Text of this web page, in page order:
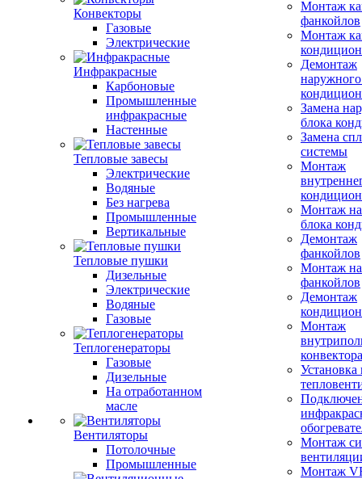
Конвекторы
Газовые
Электрические
Инфракрасные
Карбоновые
Промышленные
инфракрасные
Настенные
Тепловые завесы
Электрические
Водяные
Без нагрева
Промышленные
Вертикальные
Тепловые пушки
Дизельные
Электрические
Водяные
Газовые
Теплогенераторы
Газовые
Дизельные
На отработанном
масле
Вентиляторы
Потолочные
Промышленные
Монтаж
фанкойлов
Монтаж
Демонтаж
Замена
блока
Замена
системы
Монтаж
Монтаж
блока
Демонтаж
фанкойлов
Монтаж
фанкойлов
Демонтаж
Монтаж
конвектора
Установка
Монтаж
Монтаж